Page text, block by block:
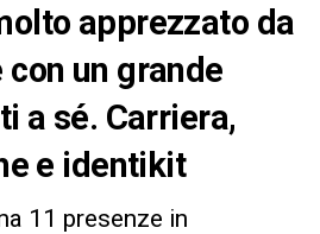
apprezzato da
un grande
a sé. Carriera,
e identikit
11 presenze in